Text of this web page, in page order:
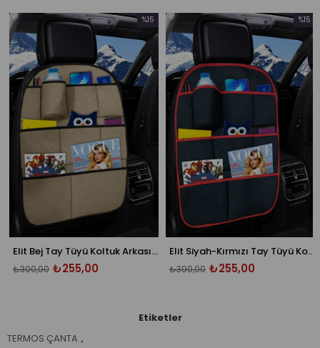
Elit Bej Tay Tüyü Koltuk Arkası Organizer
₺255,00
₺300,00
%15
İndirim
%15İndirim
Elit Siyah-Kırmızı Tay Tüyü Koltuk Arkası Organizer
₺255,00
₺300,00
%15
İndirim
Etiketler
TERMOS ÇANTA ,